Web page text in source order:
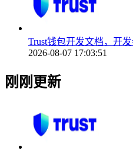
Trust钱包开发文档，开
2026-08-07 17:03:51
刚刚更新